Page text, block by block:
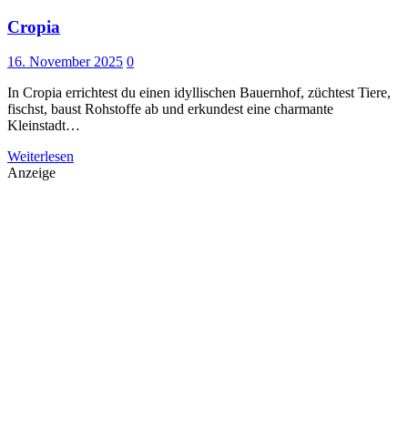
Cropia
16. November 2025 0
In Cropia errichtest du einen idyllischen Bauernhof, züchtest Tiere,
fischst, baust Rohstoffe ab und erkundest eine charmante
Kleinstadt…
Weiterlesen
Anzeige